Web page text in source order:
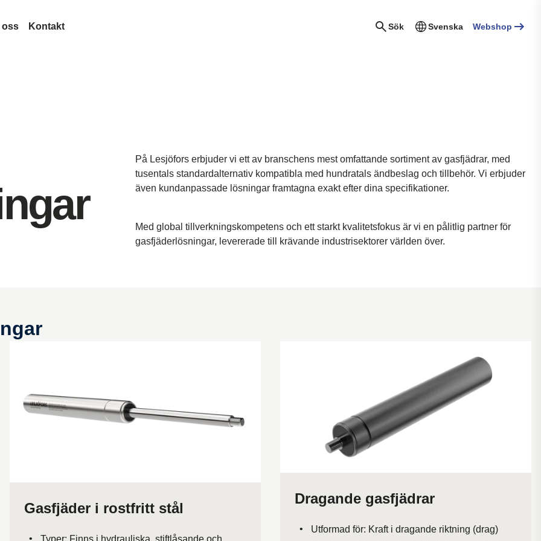
oss
Legal and Compliance
Legal Notice
Kvalitet
Kontakt Sök Svenska Webshop
På Lesjöfors erbjuder vi ett av branschens mest omfattande sortiment av gasfjädrar, med
tusentals standardalternativ kompatibla med hundratals ändbeslag och tillbehör. Vi erbjuder
även kundanpassade lösningar framtagna exakt efter dina specifikationer.
Med global tillverkningskompetens och ett starkt kvalitetsfokus är vi en pålitlig partner för
gasfjäderlösningar, levererade till krävande industrisektorer världen över.
Gasfjäder i rostfritt stål
Typer: Finns i hydrauliska, stiftlåsande och
Dragande gasfjädrar
Utformad för: Kraft i dragande riktning (drag)